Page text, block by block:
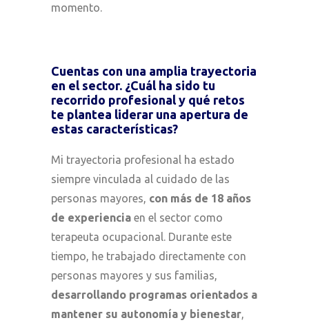
momento.
Cuentas con una amplia trayectoria
en el sector. ¿Cuál ha sido tu
recorrido profesional y qué retos
te plantea liderar una apertura de
estas características?
Mi trayectoria profesional ha estado
siempre vinculada al cuidado de las
personas mayores, con más de 18 años
de experiencia en el sector como
terapeuta ocupacional. Durante este
tiempo, he trabajado directamente con
personas mayores y sus familias,
desarrollando programas orientados a
mantener su autonomía y bienestar,